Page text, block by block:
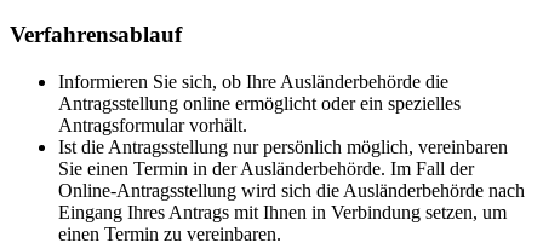
Verfahrensablauf
Informieren Sie sich, ob Ihre Ausländerbehörde die
Antragsstellung online ermöglicht oder ein spezielles
Antragsformular vorhält.
Ist die Antragsstellung nur persönlich möglich, vereinbaren
Sie einen Termin in der Ausländerbehörde. Im Fall der
Online-Antragsstellung wird sich die Ausländerbehörde nach
Eingang Ihres Antrags mit Ihnen in Verbindung setzen, um
einen Termin zu vereinbaren.